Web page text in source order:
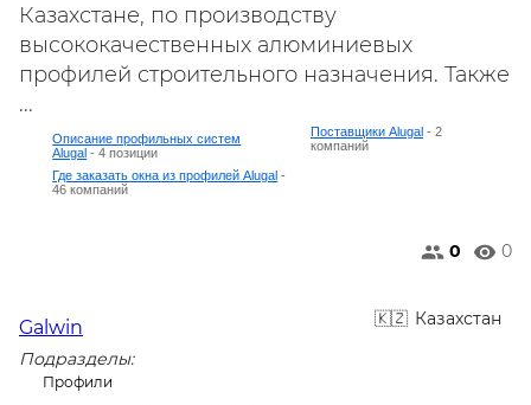
Казахстане, по производству
высококачественных алюминиевых
профилей строительного назначения. Также
...
Поставщики Alugal - 2
компаний
Описание профильных систем
Alugal - 4 позиции
Где заказать окна из профилей Alugal -
46 компаний
0 0
Казахстан
Galwin
Подразделы:
Профили